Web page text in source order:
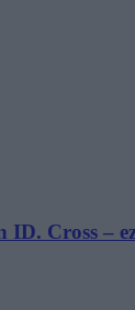
ID. Cross –